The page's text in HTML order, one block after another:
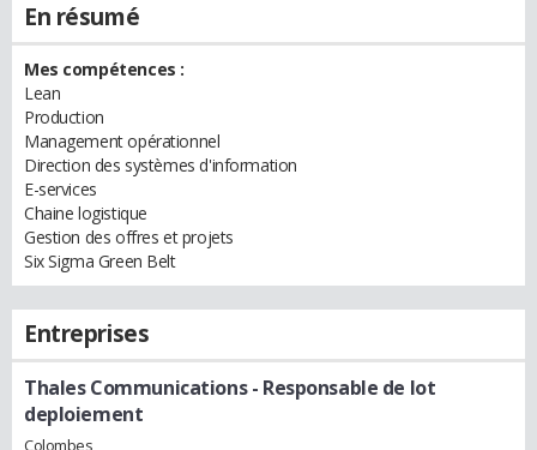
En résumé
Mes compétences :
Lean
Production
Management opérationnel
Direction des systèmes d'information
E-services
Chaine logistique
Gestion des offres et projets
Six Sigma Green Belt
Entreprises
Thales Communications- Responsable de lot
deploiement
Colombes